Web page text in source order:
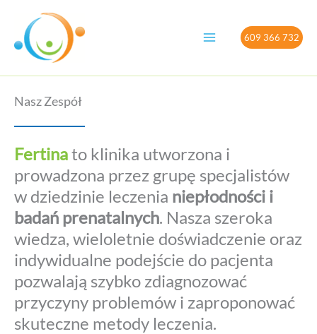
treści
609 366 732
Nasz Zespół
Fertinato klinika utworzona i
prowadzona przez grupę specjalistów
w dziedzinie leczenia niepłodności i
badań prenatalnych. Nasza szeroka
wiedza, wieloletnie doświadczenie oraz
indywidualne podejście do pacjenta
pozwalają szybko zdiagnozować
przyczyny problemów i zaproponować
skuteczne metody leczenia.